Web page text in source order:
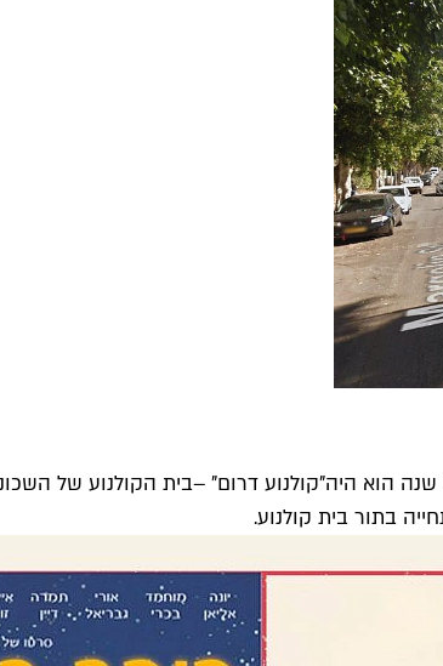
שנה הוא היה"קולנוע דרום" –בית הקולנוע של
בתור בית קולנוע.